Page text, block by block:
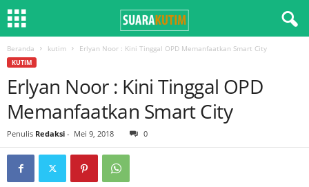
Beranda kutim Erlyan Noor : Kini Tinggal OPD Memanfaatkan Smart City
KUTIM
Erlyan Noor : Kini Tinggal OPD
Memanfaatkan Smart City
Penulis Redaksi - Mei 9, 2018 0